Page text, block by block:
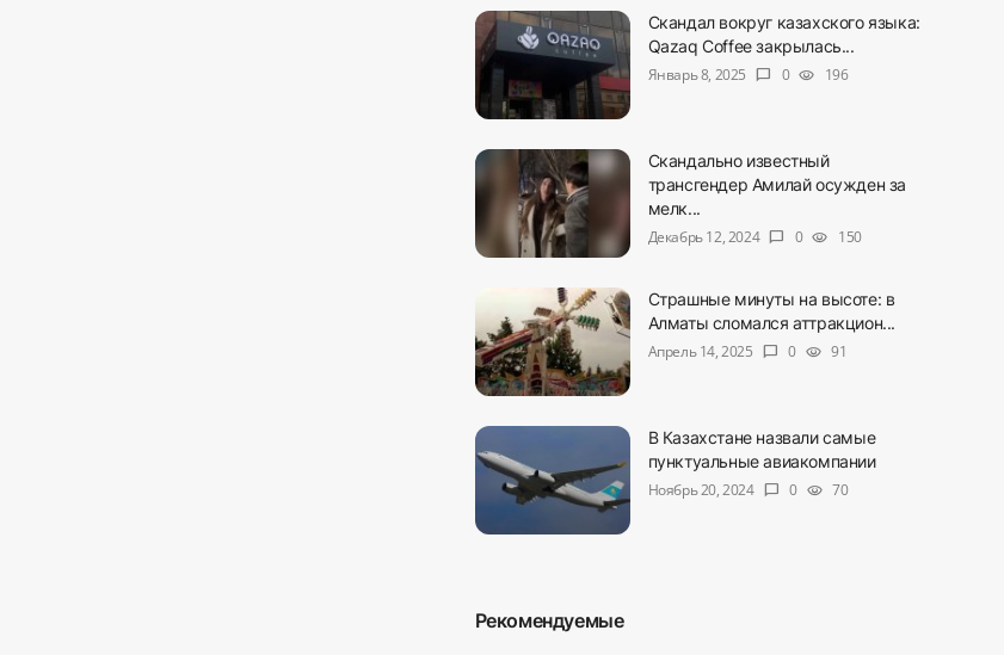
Скандал вокруг казахского языка:
Qazaq Coffee закрылась...
Январь 8, 2025
chat_bubble 0 visibility 196
Скандально известный
трансгендер Амилай осужден за
мелк...
Декабрь 12, 2024
chat_bubble 0 visibility 150
Страшные минуты на высоте: в
Алматы сломался аттракцион...
Апрель 14, 2025
chat_bubble 0 visibility 91
В Казахстане назвали самые
пунктуальные авиакомпании
Ноябрь 20, 2024
chat_bubble 0 visibility 70
Рекомендуемые